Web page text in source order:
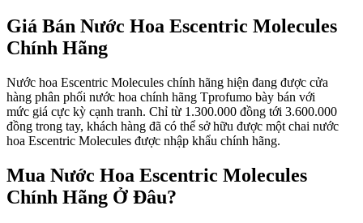
Giá Bán Nước Hoa Escentric Molecules
Chính Hãng
Nước hoa Escentric Molecules chính hãng hiện đang được cửa
hàng phân phối nước hoa chính hãng Tprofumo bày bán với
mức giá cực kỳ cạnh tranh. Chỉ từ 1.300.000 đồng tới 3.600.000
đồng trong tay, khách hàng đã có thể sở hữu được một chai nước
hoa Escentric Molecules được nhập khẩu chính hãng.
Mua Nước Hoa Escentric Molecules
Chính Hãng Ở Đâu?